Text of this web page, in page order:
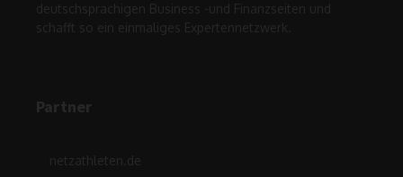
deutschsprachigen Business -und Finanzseiten und
schafft so ein einmaliges Expertennetzwerk.
Partner
netzathleten.de